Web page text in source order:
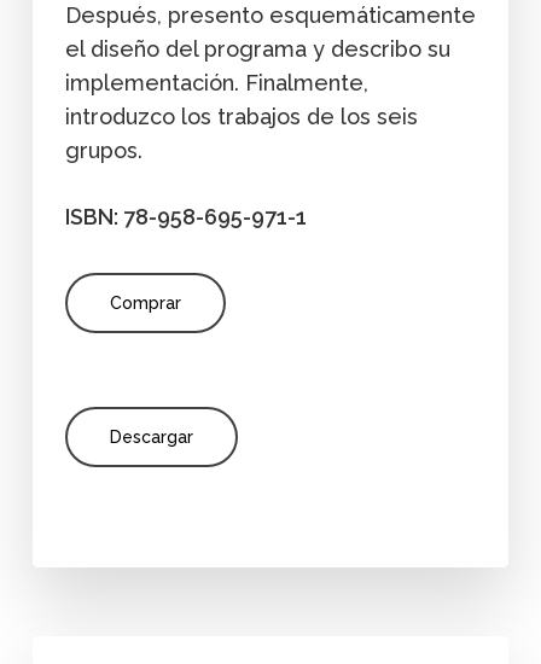
Después, presento esquemáticamente
el diseño del programa y describo su
implementación. Finalmente,
introduzco los trabajos de los seis
grupos.
ISBN: 78-958-695-971-1
Comprar
Descargar